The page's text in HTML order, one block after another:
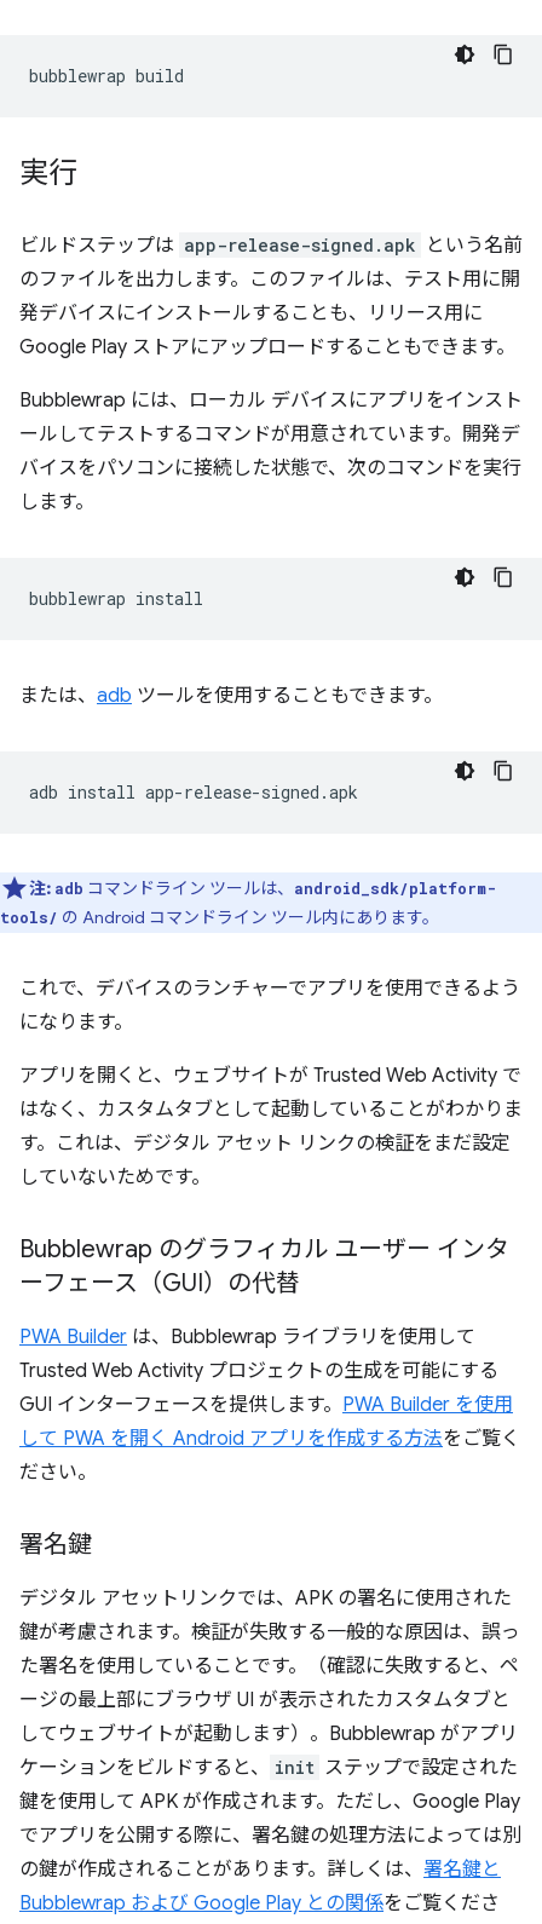
bubblewrap
実行
ビルドステップは app-release-signed.apk
という名前
のファイルを出力します。このファイルは、テスト用に開
発デバイスにインストールすることも、リリース用に
Google Play ストアにアップロードすることもできます。
Bubblewrap には、ローカル デバイスにアプリをインスト
ールしてテストするコマンドが用意されています。開発デ
バイスをパソコンに接続した状態で、次のコマンドを実行
します。
bubblewrap
または、 adb ツールを使用することもできます。
adb install
注: adb コマンドライン ツールは、
android_sdk/platform-
tools/ の Android コマンドライン ツール内にあります。
これで、デバイスのランチャーでアプリを使用できるよう
になります。
アプリを開くと、ウェブサイトが Trusted Web Activity で
はなく、カスタムタブとして起動していることがわかりま
す。これは、デジタル アセット リンクの検証をまだ設定
していないためです。
Bubblewrap のグラフィカル ユーザー インタ
ーフェース（GUI）の代替
PWA Builder は、Bubblewrap ライブラリを使用して
Trusted Web Activity プロジェクトの生成を可能にする
GUI インターフェースを提供します。 PWA Builder を使用
して PWA を開く Android アプリを作成する方法をご覧く
ださい。
署名鍵
デジタル アセットリンクでは、APK の署名に使用された
鍵が考慮されます。検証が失敗する一般的な原因は、誤っ
た署名を使用していることです。（確認に失敗すると、ペ
ージの最上部にブラウザ UI が表示されたカスタムタブと
してウェブサイトが起動します）。Bubblewrap がアプリ
ケーションをビルドすると、
init ステップで設定された
鍵を使用して APK が作成されます。ただし、Google Play
でアプリを公開する際に、署名鍵の処理方法によっては別
の鍵が作成されることがあります。詳しくは、 署名鍵と
Bubblewrap および Google Play との関係をご覧くださ